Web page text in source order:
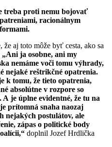
treba proti nemu bojovať
racionálnym
aj toto môže byť cesta, ako sa
„Ani ja osobne, ani my
nemáme voči tomu výhrady,
nejaké reštrikčné opatrenia.
k tomu, že tieto opatrenia,
absolútne v rozpore so
je úplne evidentné, že tu na
prítomná snaha naozaj
nejakých postulátov, ale
zápas o politické body
doplnil Jozef Hrdlička